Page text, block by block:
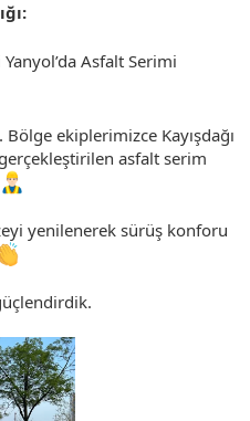
Yanyol’da Asfalt Serimi
Bölge ekiplerimizce Kayışdağı
asfalt serim
yenilenerek sürüş konforu